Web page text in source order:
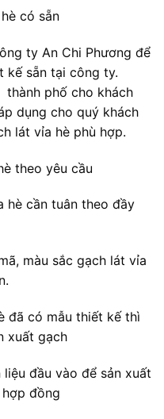
có sẵn
ty An Chi Phương để
kế sẵn tại công ty.
phố cho khách
dụng cho quý khách
lát vỉa hè phù hợp.
theo yêu cầu
hè cần tuân theo đầy
màu sắc gạch lát vỉa
đã có mẫu thiết kế thì
xuất gạch
đầu vào để sản xuất
đồng